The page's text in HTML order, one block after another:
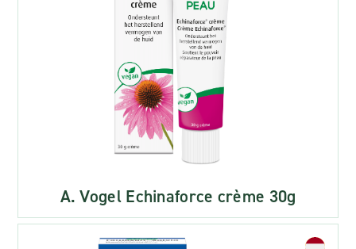
A. Vogel Echinaforce crème 30g